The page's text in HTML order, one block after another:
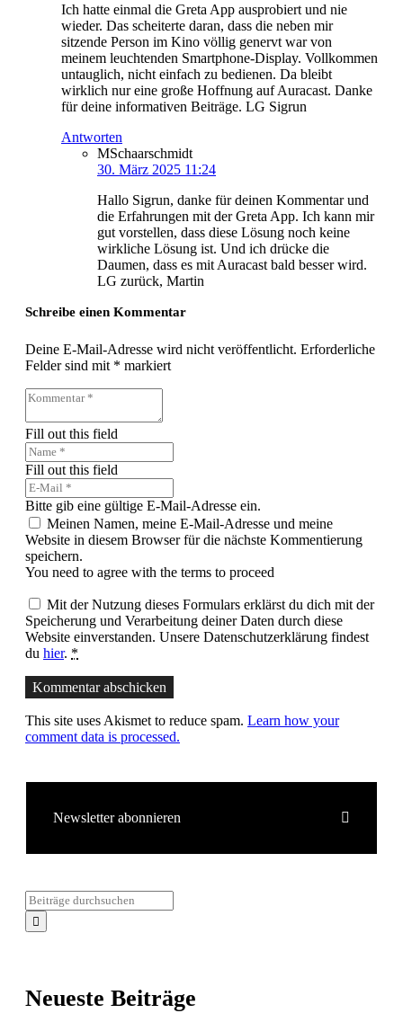
Ich hatte einmal die Greta App ausprobiert und nie
wieder. Das scheiterte daran, dass die neben mir
sitzende Person im Kino völlig genervt war von
meinem leuchtenden Smartphone-Display. Vollkommen
untauglich, nicht einfach zu bedienen. Da bleibt
wirklich nur eine große Hoffnung auf Auracast. Danke
für deine informativen Beiträge. LG Sigrun
Antworten
MSchaarschmidt
30. März 2025 11:24
Hallo Sigrun, danke für deinen Kommentar und
die Erfahrungen mit der Greta App. Ich kann mir
gut vorstellen, dass diese Lösung noch keine
wirkliche Lösung ist. Und ich drücke die
Daumen, dass es mit Auracast bald besser wird.
LG zurück, Martin
Schreibe einen Kommentar
Deine E-Mail-Adresse wird nicht veröffentlicht. Erforderliche
Felder sind mit * markiert
Fill out this field
Fill out this field
Bitte gib eine gültige E-Mail-Adresse ein.
Meinen Namen, meine E-Mail-Adresse und meine
Website in diesem Browser für die nächste Kommentierung
speichern.
You need to agree with the terms to proceed
Mit der Nutzung dieses Formulars erklärst du dich mit der
Speicherung und Verarbeitung deiner Daten durch diese
Website einverstanden. Unsere Datenschutzerklärung findest
du hier. *
Kommentar abschicken
This site uses Akismet to reduce spam. Learn how your
comment data is processed.
Newsletter abonnieren
Neueste Beiträge